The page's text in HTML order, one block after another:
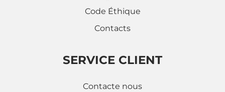
Code Éthique
Contacts
SERVICE CLIENT
Contacte nous